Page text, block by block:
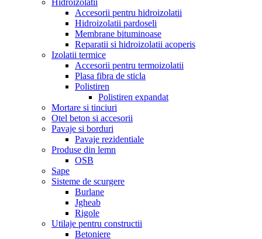
Hidroizolatii
Accesorii pentru hidroizolatii
Hidroizolatii pardoseli
Membrane bituminoase
Reparatii si hidroizolatii acoperis
Izolatii termice
Accesorii pentru termoizolatii
Plasa fibra de sticla
Polistiren
Polistiren expandat
Mortare si tinciuri
Otel beton si accesorii
Pavaje si borduri
Pavaje rezidentiale
Produse din lemn
OSB
Sape
Sisteme de scurgere
Burlane
Jgheab
Rigole
Utilaje pentru constructii
Betoniere